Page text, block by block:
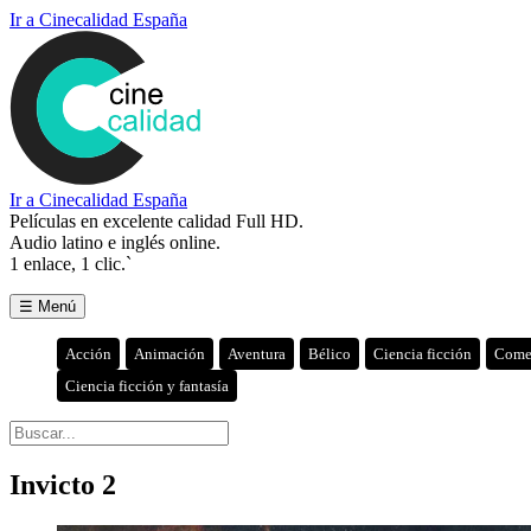
Ir a Cinecalidad España
Ir a Cinecalidad España
Películas en excelente calidad Full HD.
Audio latino e inglés online.
1 enlace, 1 clic.`
☰ Menú
Acción Animación Aventura Bélico Ciencia ficción
Ciencia ficción y fantasía
Invicto 2